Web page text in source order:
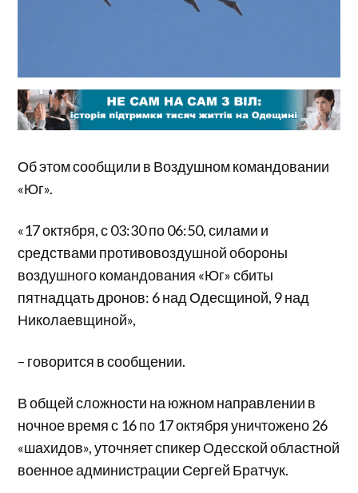
Об этом сообщили в Воздушном командовании
«Юг».
«17 октября, с 03:30 по 06:50, силами и
средствами противовоздушной обороны
воздушного командования «Юг» сбиты
пятнадцать дронов: 6 над Одесщиной, 9 над
Николаевщиной»,
– говорится в сообщении.
В общей сложности на южном направлении в
ночное время с 16 по 17 октября уничтожено 26
«шахидов», уточняет спикер Одесской областной
военное администрации Сергей Братчук.